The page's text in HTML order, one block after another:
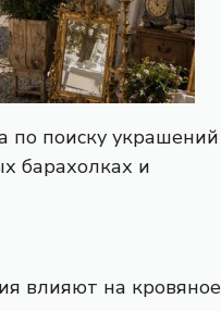
по поиску украшений
барахолках и